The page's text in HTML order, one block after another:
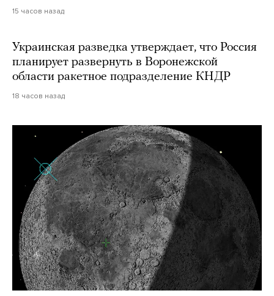
15 часов назад
Украинская разведка утверждает, что Россия
планирует развернуть в Воронежской
области ракетное подразделение КНДР
18 часов назад